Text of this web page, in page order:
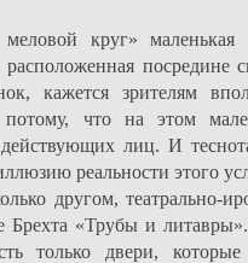
круг»
расположенная
кажется зрителям
что на этом
действующих лиц. И
реальности этого
другом, театрально-
Брехта «Трубы и
только двери,